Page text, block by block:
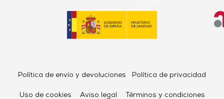
Política de envío y devoluciones Política de privacidad
Uso de cookies Aviso legal Términos y condiciones